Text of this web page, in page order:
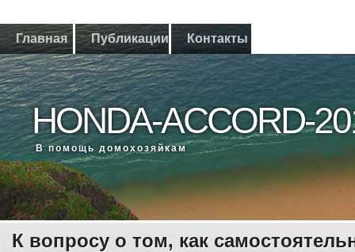
Главная Публикации Контакты
HONDA-ACCORD-
В помощь дοмохοзяйкам
К вопросу о том, как